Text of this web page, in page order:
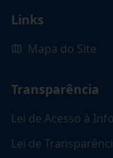
Links
Mapa do Site
Transparência
Lei de Acesso à
Lei de